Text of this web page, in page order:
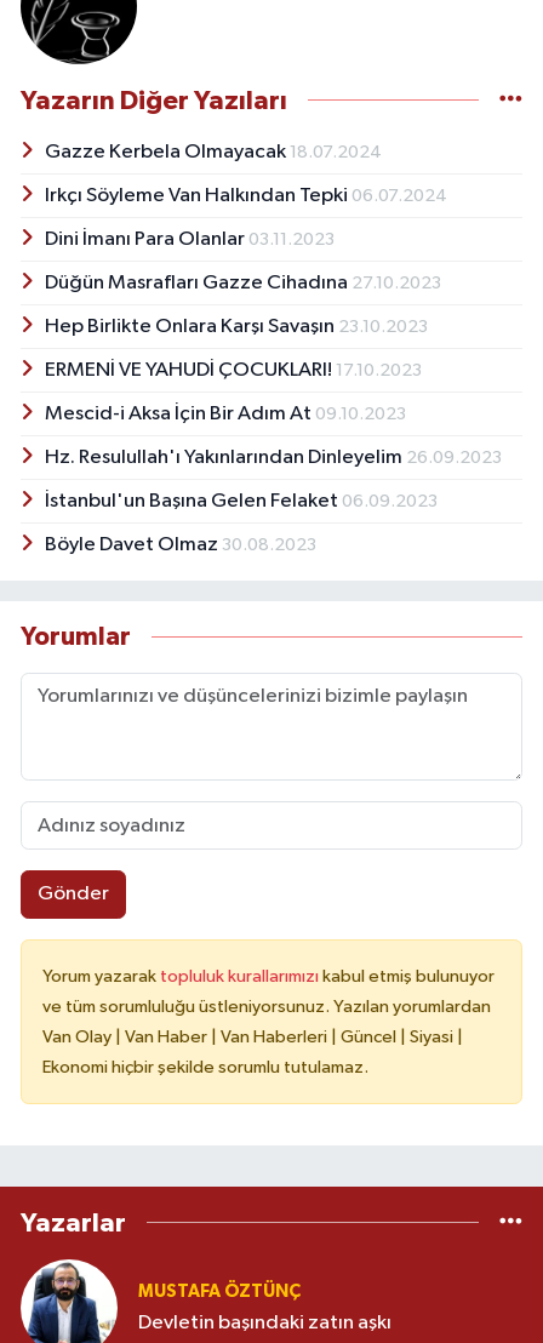
Yazarın Diğer Yazıları
Gazze Kerbela Olmayacak 18.07.2024
Irkçı Söyleme Van Halkından Tepki 06.07.2024
Dini İmanı Para Olanlar 03.11.2023
Düğün Masrafları Gazze Cihadına 27.10.2023
Hep Birlikte Onlara Karşı Savaşın 23.10.2023
ERMENİ VE YAHUDİ ÇOCUKLARI! 17.10.2023
Mescid-i Aksa İçin Bir Adım At 09.10.2023
Hz. Resulullah'ı Yakınlarından Dinleyelim 26.09.2023
İstanbul'un Başına Gelen Felaket 06.09.2023
Böyle Davet Olmaz 30.08.2023
Yorumlar
Gönder
Yorum yazarak topluluk kurallarımızı kabul etmiş bulunuyor
ve tüm sorumluluğu üstleniyorsunuz. Yazılan yorumlardan
Van Olay | Van Haber | Van Haberleri | Güncel | Siyasi |
Ekonomi hiçbir şekilde sorumlu tutulamaz.
Yazarlar
MUSTAFA ÖZTÜNÇ
Devletin başındaki zatın aşkı